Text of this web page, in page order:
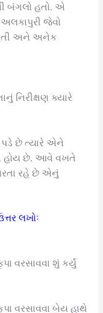
બંગલો હતો. એ
અલકાપુરી જેવો
હતી અને અનેક
નિરીક્ષણ ક્યારે
છે ત્યારે એને
હોય છે. આવે વખતે
રહે છે એનું
લખોઃ
વરસાવવા શું કર્યું
વરસાવવા બેય હાથે